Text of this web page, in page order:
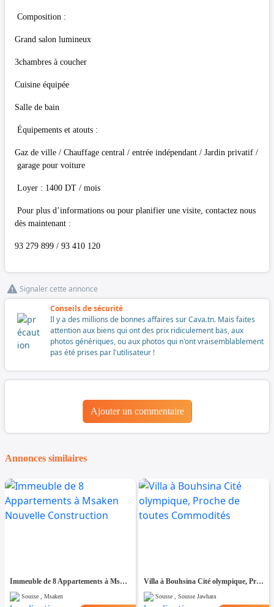
Composition :
Grand salon lumineux
3chambres à coucher
Cuisine équipée
Salle de bain
Équipements et atouts :
Gaz de ville / Chauffage central / entrée indépendant / Jardin privatif /
garage pour voiture
Loyer : 1400 DT / mois
Pour plus d’informations ou pour planifier une visite, contactez nous
dès maintenant :
93 279 899 / 93 410 120
Signaler cette annonce
Conseils de sécurité
Il y a des millions de bonnes affaires sur Cava.tn. Mais faites
attention aux biens qui ont des prix ridiculement bas, aux
photos génériques, ou aux photos qui n'ont vraisemblablement
pas été prises par l'utilisateur !
Ajouter un commentaire
Annonces similaires
Immeuble de 8 Appartements à Msaken Nouvelle Construction
Sousse , Msaken
Villa à Bouhsina Cité olympique, Proche de toutes Commodités
Sousse , Sousse Jawhara